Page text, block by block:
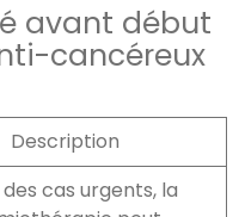
avant début
cancéreux
Description
cas urgents, la